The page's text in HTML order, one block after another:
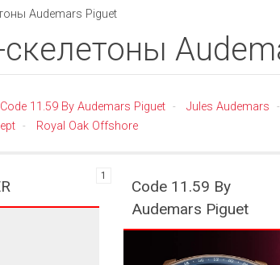
Audemars Piguet
Code 11.59 By Audemars Piguet - Jules Audemars -
- Royal Oak Offshore
1
Code 11.59 By
Audemars Piguet